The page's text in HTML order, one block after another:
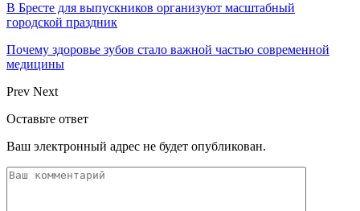
В Бресте для выпускников организуют масштабный
городской праздник
Почему здоровье зубов стало важной частью современной
медицины
Prev Next
Оставьте ответ
Ваш электронный адрес не будет опубликован.